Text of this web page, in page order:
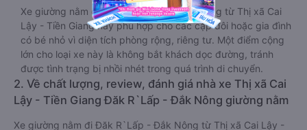
Xe giường nằm đôi đi Đăk R`Lấp - Đắk Nông từ Thị xã Cai
Lậy - Tiền Giang này phù hợp cho các cặp đôi hoặc gia đình
có bé nhỏ vì diện tích phòng rộng, riêng tư. Một điểm cộng
lớn cho loại xe này là không bắt khách dọc đường, tránh
được tình trạng bị nhồi nhét trong quá trình di chuyển.
2. Về chất lượng, review, đánh giá nhà xe Thị xã Cai
Lậy - Tiền Giang Đăk R`Lấp - Đắk Nông giường nằm
Xe giường nằm đi Đăk R`Lấp - Đắk Nông từ Thị xã Cai Lậy -